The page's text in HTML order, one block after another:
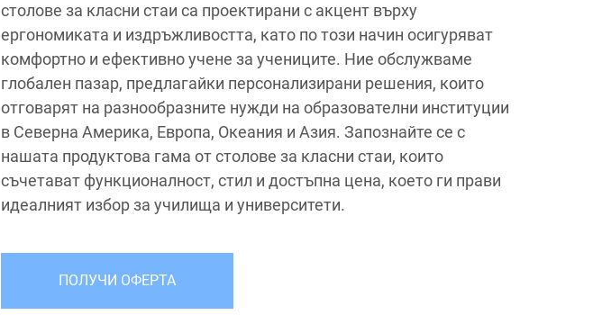
столове за класни стаи са проектирани с акцент върху
ергономиката и издръжливостта, като по този начин осигуряват
комфортно и ефективно учене за учениците. Ние обслужваме
глобален пазар, предлагайки персонализирани решения, които
отговарят на разнообразните нужди на образователни институции
в Северна Америка, Европа, Океания и Азия. Запознайте се с
нашата продуктова гама от столове за класни стаи, които
съчетават функционалност, стил и достъпна цена, което ги прави
идеалният избор за училища и университети.
ПОЛУЧИ ОФЕРТА